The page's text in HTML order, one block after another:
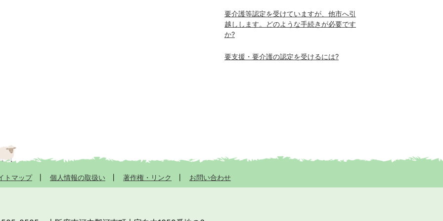
要介護等認定を受けていますが、他市へ引
越しします。どのような手続きが必要です
か?
要支援・要介護の認定を受けるには?
トマップ 個人情報の取扱い 著作権・リンク お問い合わせ